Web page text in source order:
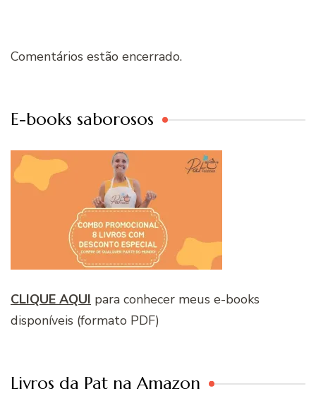
Comentários estão encerrado.
E-books saborosos
CLIQUE AQUI para conhecer meus e-books
disponíveis (formato PDF)
Livros da Pat na Amazon